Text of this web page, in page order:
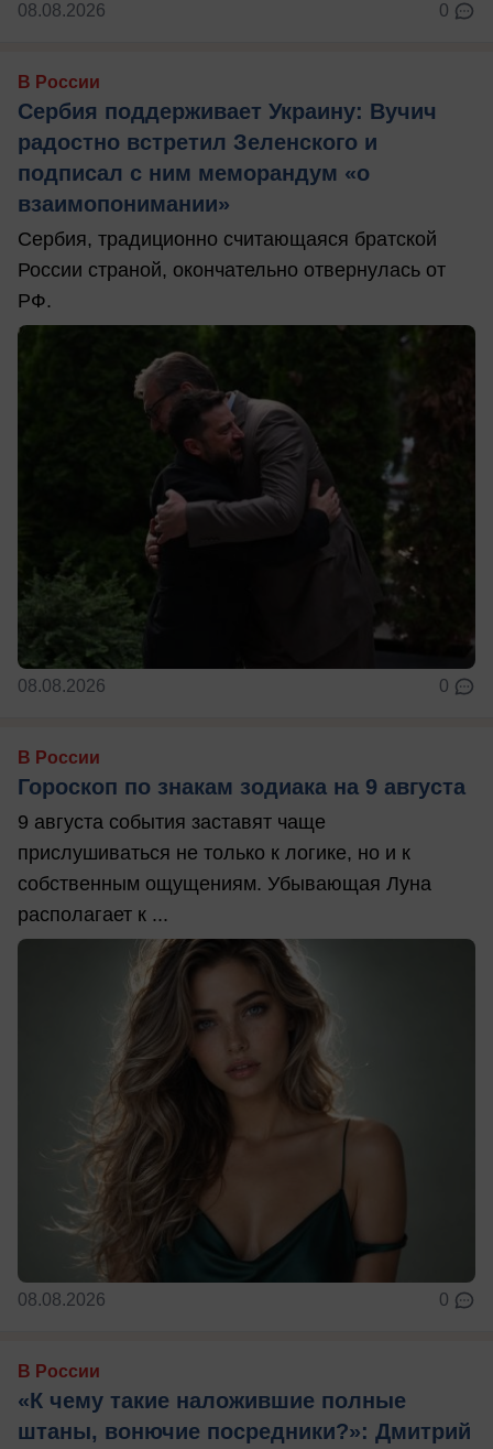
08.08.2026 0
В России
Сербия поддерживает Украину: Вучич
радостно встретил Зеленского и
подписал с ним меморандум «о
взаимопонимании»
Сербия, традиционно считающаяся братской
России страной, окончательно отвернулась от
РФ.
08.08.2026 0
В России
Гороскоп по знакам зодиака на 9 августа
9 августа события заставят чаще
прислушиваться не только к логике, но и к
собственным ощущениям. Убывающая Луна
располагает к ...
08.08.2026 0
В России
«К чему такие наложившие полные
штаны, вонючие посредники?»: Дмитрий